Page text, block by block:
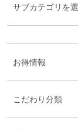
サブカテゴリを
お得情報
こだわり分類